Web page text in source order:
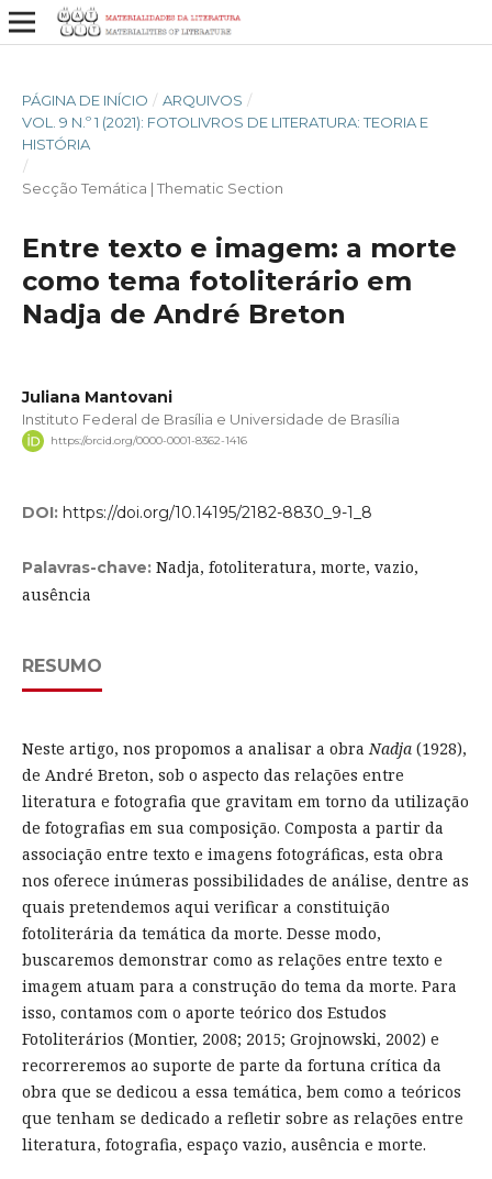
PÁGINA DE INÍCIO / ARQUIVOS /
VOL. 9 N.º 1 (2021): FOTOLIVROS DE LITERATURA: TEORIA E
HISTÓRIA
/
Secção Temática | Thematic Section
Entre texto e imagem: a morte
como tema fotoliterário em
Nadja de André Breton
Juliana Mantovani
Instituto Federal de Brasília e Universidade de Brasília
https://orcid.org/0000-0001-8362-1416
DOI: https://doi.org/10.14195/2182-8830_9-1_8
Palavras-chave: Nadja, fotoliteratura, morte, vazio,
ausência
RESUMO
Neste artigo, nos propomos a analisar a obraNadja(1928),
de André Breton, sob o aspecto das relações entre
literatura e fotografia que gravitam em torno da utilização
de fotografias em sua composição. Composta a partir da
associação entre texto e imagens fotográficas, esta obra
nos oferece inúmeras possibilidades de análise, dentre as
quais pretendemos aqui verificar a constituição
fotoliterária da temática da morte. Desse modo,
buscaremos demonstrar como as relações entre texto e
imagem atuam para a construção do tema da morte. Para
isso, contamos com o aporte teórico dos Estudos
Fotoliterários (Montier, 2008; 2015; Grojnowski, 2002) e
recorreremos ao suporte de parte da fortuna crítica da
obra que se dedicou a essa temática, bem como a teóricos
que tenham se dedicado a refletir sobre as relações entre
literatura, fotografia, espaço vazio, ausência e morte.